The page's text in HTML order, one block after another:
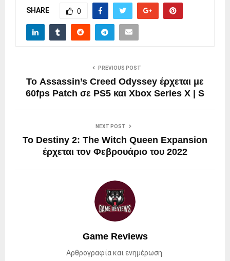
SHARE 0
PREVIOUS POST
Το Assassin’s Creed Odyssey έρχεται με
60fps Patch σε PS5 και Xbox Series X | S
NEXT POST
Το Destiny 2: The Witch Queen Expansion
έρχεται τον Φεβρουάριο του 2022
Game Reviews
Αρθρογραφία και ενημέρωση.